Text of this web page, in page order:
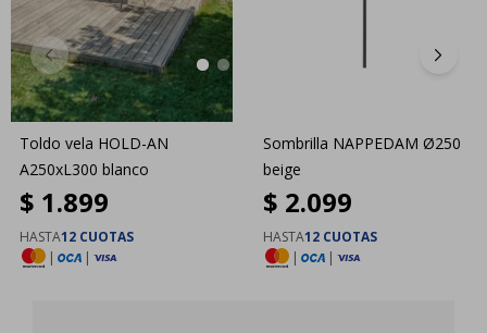
Toldo vela HOLD-AN
A250xL300 blanco
$ 1.899
HASTA12 CUOTAS
|
|
Sombrilla NAPPEDAM Ø250
beige
$ 2.099
HASTA12 CUOTAS
|
|